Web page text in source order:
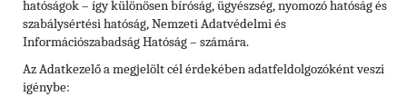
hatóságok – így különösen bíróság, ügyészség, nyomozó hatóság és
szabálysértési hatóság, Nemzeti Adatvédelmi és
Információszabadság Hatóság – számára.
Az Adatkezelő a megjelölt cél érdekében adatfeldolgozóként veszi
igénybe: